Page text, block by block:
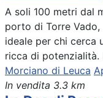
A soli 100 metri dal
porto di Torre
ideale per chi cerca
ricca di potenzialità.
Morciano di Leuca
In vendita 3.3 km